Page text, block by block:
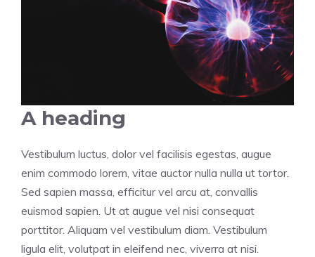
A heading
Vestibulum luctus, dolor vel facilisis egestas, augue
enim commodo lorem, vitae auctor nulla nulla ut tortor.
Sed sapien massa, efficitur vel arcu at, convallis
euismod sapien. Ut at augue vel nisi consequat
porttitor. Aliquam vel vestibulum diam. Vestibulum
ligula elit, volutpat in eleifend nec, viverra at nisi.